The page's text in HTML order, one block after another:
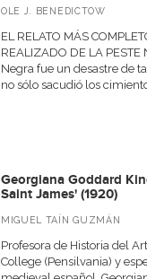
OLE J. BENEDICTOW
EL RELATO MÁS
REALIZADO DE LA PESTE
Negra fue un desastre de
no sólo sacudió los
Georgiana Goddard
Saint James' (1920)
MIGUEL TAÍN GUZMÁN
Profesora de Historia del
College (Pensilvania) y